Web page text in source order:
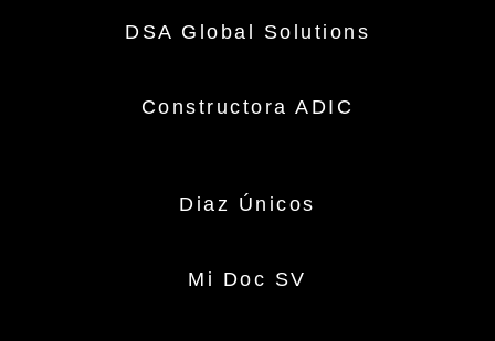
DSA Global Solutions
Constructora ADIC
Diaz Únicos
Mi Doc SV